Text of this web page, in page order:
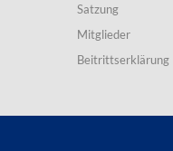
Satzung
Mitglieder
Beitrittserklärung